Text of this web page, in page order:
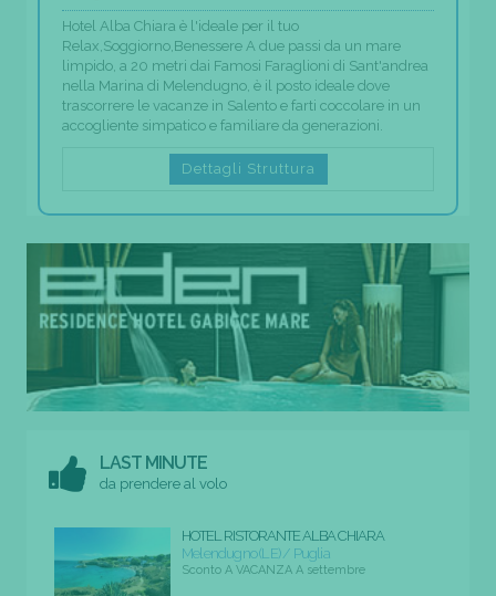
Hotel Alba Chiara è l'ideale per il tuo
Relax,Soggiorno,Benessere A due passi da un mare
limpido, a 20 metri dai Famosi Faraglioni di Sant'andrea
nella Marina di Melendugno, è il posto ideale dove
trascorrere le vacanze in Salento e farti coccolare in un
accogliente simpatico e familiare da generazioni.
Dettagli Struttura
LAST MINUTE
da prendere al volo
HOTEL RISTORANTE ALBA CHIARA
Melendugno (LE) / Puglia
Sconto A VACANZA A settembre